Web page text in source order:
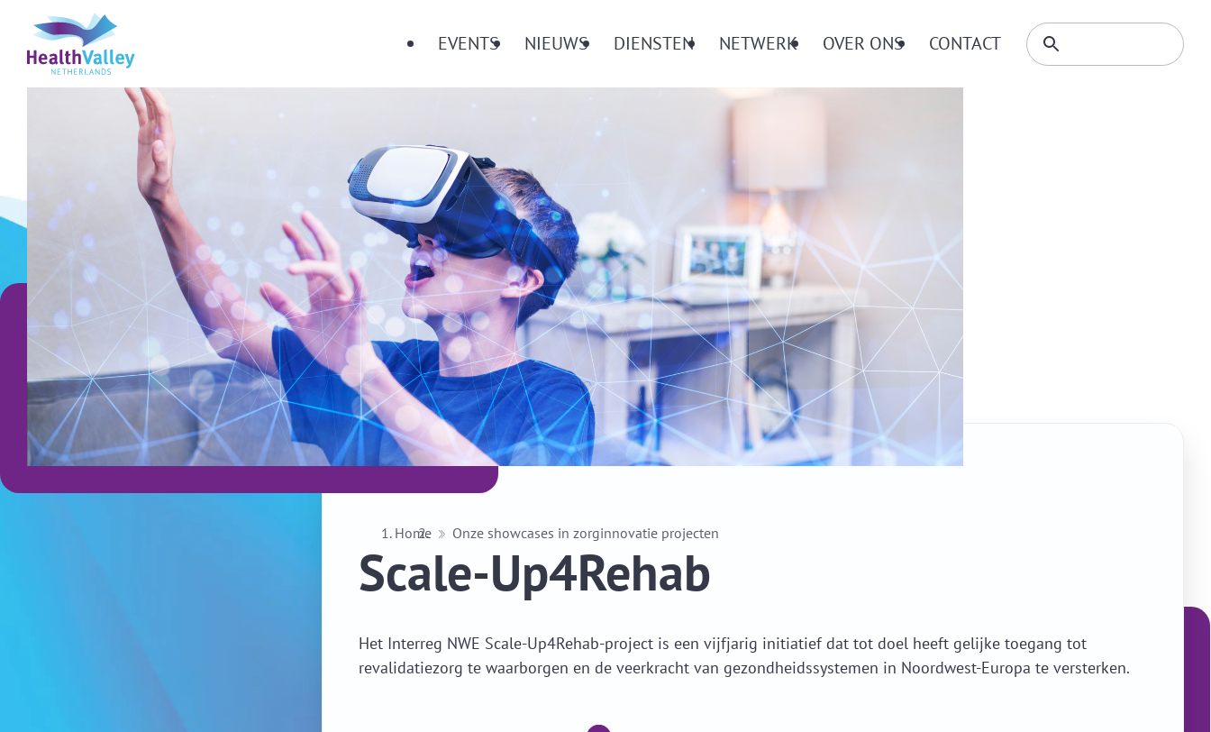
Menu
EVENTS NIEUWS DIENSTEN NETWERK OVER ONS CONTACT
Zoeken
binnenZoeken
Home Onze showcases in zorginnovatie projecten
Scale-Up4Rehab
Het Interreg NWE Scale-Up4Rehab-project is een vijfjarig initiatief dat tot doel heeft gelijke toegang tot
revalidatiezorg te waarborgen en de veerkracht van gezondheidssystemen in Noordwest-Europa te versterken.